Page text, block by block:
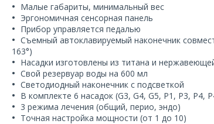
Малые габариты, минимальный вес
Эргономичная сенсорная панель
Прибор управляется педалью
Съемный автоклавируемый наконечник
163°)
Насадки изготовлены из титана и
Свой резервуар воды на 600 мл
Светодиодный наконечник с подсветкой
В комплекте 6 насадок (G3, G4, G5, P1, P3, P4,
3 режима лечения (общий, перио, эндо)
Точная настройка мощности (от 1 до 10)